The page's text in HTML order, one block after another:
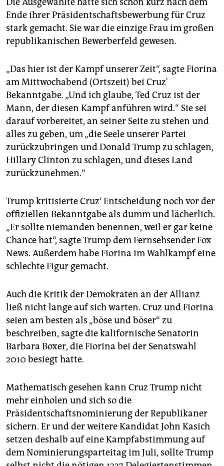
Ende ihrer Präsidentschaftsbewerbung für Cruz
stark gemacht. Sie war die einzige Frau im großen
republikanischen Bewerberfeld gewesen.
„Das hier ist der Kampf unserer Zeit“, sagte Fiorina
am Mittwochabend (Ortszeit) bei Cruz'
Bekanntgabe. „Und ich glaube, Ted Cruz ist der
Mann, der diesen Kampf anführen wird.“ Sie sei
darauf vorbereitet, an seiner Seite zu stehen und
alles zu geben, um „die Seele unserer Partei
zurückzubringen und Donald Trump zu schlagen,
Hillary Clinton zu schlagen, und dieses Land
zurückzunehmen.“
Trump kritisierte Cruz‘ Entscheidung noch vor der
offiziellen Bekanntgabe als dumm und lächerlich.
„Er sollte niemanden benennen, weil er gar keine
Chance hat“, sagte Trump dem Fernsehsender Fox
News. Außerdem habe Fiorina im Wahlkampf eine
schlechte Figur gemacht.
Auch die Kritik der Demokraten an der Allianz
ließ nicht lange auf sich warten. Cruz und Fiorina
seien am besten als „böse und böser“ zu
beschreiben, sagte die kalifornische Senatorin
Barbara Boxer, die Fiorina bei der Senatswahl
2010 besiegt hatte.
Mathematisch gesehen kann Cruz Trump nicht
mehr einholen und sich so die
Präsidentschaftsnominierung der Republikaner
sichern. Er und der weitere Kandidat John Kasich
setzen deshalb auf eine Kampfabstimmung auf
dem Nominierungsparteitag im Juli, sollte Trump